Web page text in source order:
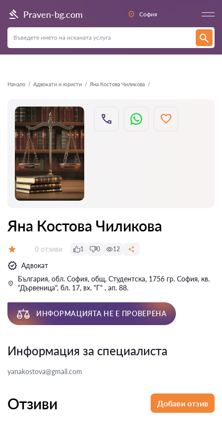
Praven-bg.com София
Начало Адвокати и юристи Яна Костова Чиликова
Назад
Яна Костова Чиликова
Отзиви:
0 отзиви 1 0 12
Адвокат
България, обл. София, общ. Студентска, 1756 гр. София, кв.
"Дървеница", бл. 17, вх. "Г" , ап. 88.
ИНФОРМАЦИЯТА НЕ Е ПРОВЕРЕНА
Информация за специалиста
yanakostova@gmail.com
Отзиви Добави отзив